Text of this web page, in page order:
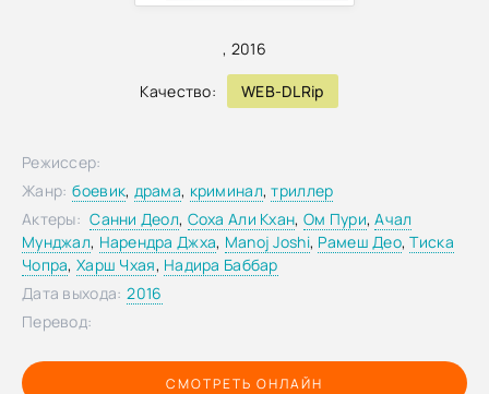
, 2016
Качество: WEB-DLRip
СМОТРЕТЬ ОНЛАЙН
Режиссер:
Жанр: боевик, драма, криминал,триллер
Актеры: Санни Деол, Соха Али Кхан, Ом Пури,Ачал
Мунджал, Нарендра Джха, Manoj Joshi, Рамеш Део,Тиска
Чопра, Харш Чхая, Надира Баббар
Дата выхода: 2016
Перевод: